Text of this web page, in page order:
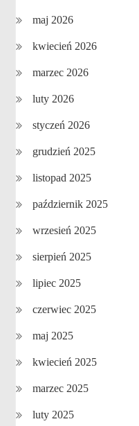
maj 2026
kwiecień 2026
marzec 2026
luty 2026
styczeń 2026
grudzień 2025
listopad 2025
październik 2025
wrzesień 2025
sierpień 2025
lipiec 2025
czerwiec 2025
maj 2025
kwiecień 2025
marzec 2025
luty 2025